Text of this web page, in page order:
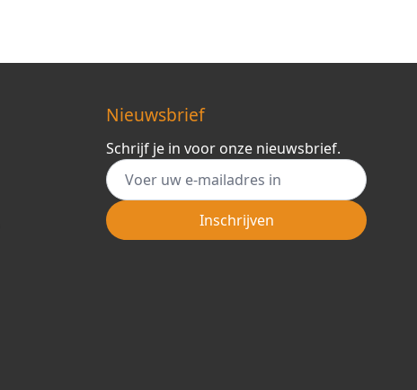
Nieuwsbrief
Schrijf je in voor onze nieuwsbrief.
E-mail adres
Inschrijven